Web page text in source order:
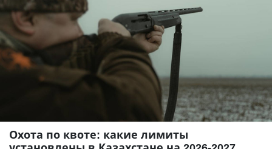
Охота по квоте: какие лимиты